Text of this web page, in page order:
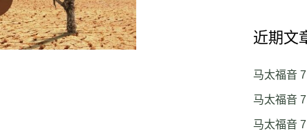
近期文
马太福音
马太福音
马太福音